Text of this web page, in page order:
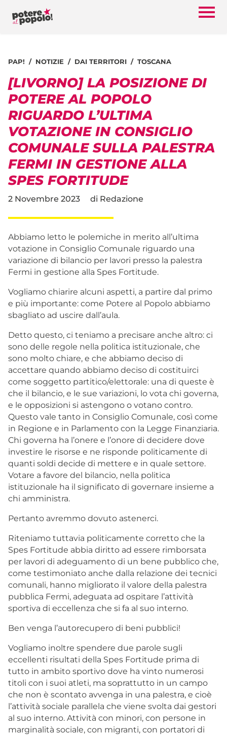
PAP! NOTIZIE DAI TERRITORI TOSCANA
[LIVORNO] LA POSIZIONE DI
POTERE AL POPOLO
RIGUARDO L’ULTIMA
VOTAZIONE IN CONSIGLIO
COMUNALE SULLA PALESTRA
FERMI IN GESTIONE ALLA
SPES FORTITUDE
2 Novembre 2023 di Redazione
Abbiamo letto le polemiche in merito all’ultima
votazione in Consiglio Comunale riguardo una
variazione di bilancio per lavori presso la palestra
Fermi in gestione alla Spes Fortitude.
Vogliamo chiarire alcuni aspetti, a partire dal primo
e più importante: come Potere al Popolo abbiamo
sbagliato ad uscire dall’aula.
Detto questo, ci teniamo a precisare anche altro: ci
sono delle regole nella politica istituzionale, che
sono molto chiare, e che abbiamo deciso di
accettare quando abbiamo deciso di costituirci
come soggetto partitico/elettorale: una di queste è
che il bilancio, e le sue variazioni, lo vota chi governa,
e le opposizioni si astengono o votano contro.
Questo vale tanto in Consiglio Comunale, così come
in Regione e in Parlamento con la Legge Finanziaria.
Chi governa ha l’onere e l’onore di decidere dove
investire le risorse e ne risponde politicamente di
quanti soldi decide di mettere e in quale settore.
Votare a favore del bilancio, nella politica
istituzionale ha il significato di governare insieme a
chi amministra.
Pertanto avremmo dovuto astenerci.
Riteniamo tuttavia politicamente corretto che la
Spes Fortitude abbia diritto ad essere rimborsata
per lavori di adeguamento di un bene pubblico che,
come testimoniato anche dalla relazione dei tecnici
comunali, hanno migliorato il valore della palestra
pubblica Fermi, adeguata ad ospitare l’attività
sportiva di eccellenza che si fa al suo interno.
Ben venga l’autorecupero di beni pubblici!
Vogliamo inoltre spendere due parole sugli
eccellenti risultati della Spes Fortitude prima di
tutto in ambito sportivo dove ha vinto numerosi
titoli con i suoi atleti, ma soprattutto in un campo
che non è scontato avvenga in una palestra, e cioè
l’attività sociale parallela che viene svolta dai gestori
al suo interno. Attività con minori, con persone in
marginalità sociale, con migranti, con portatori di